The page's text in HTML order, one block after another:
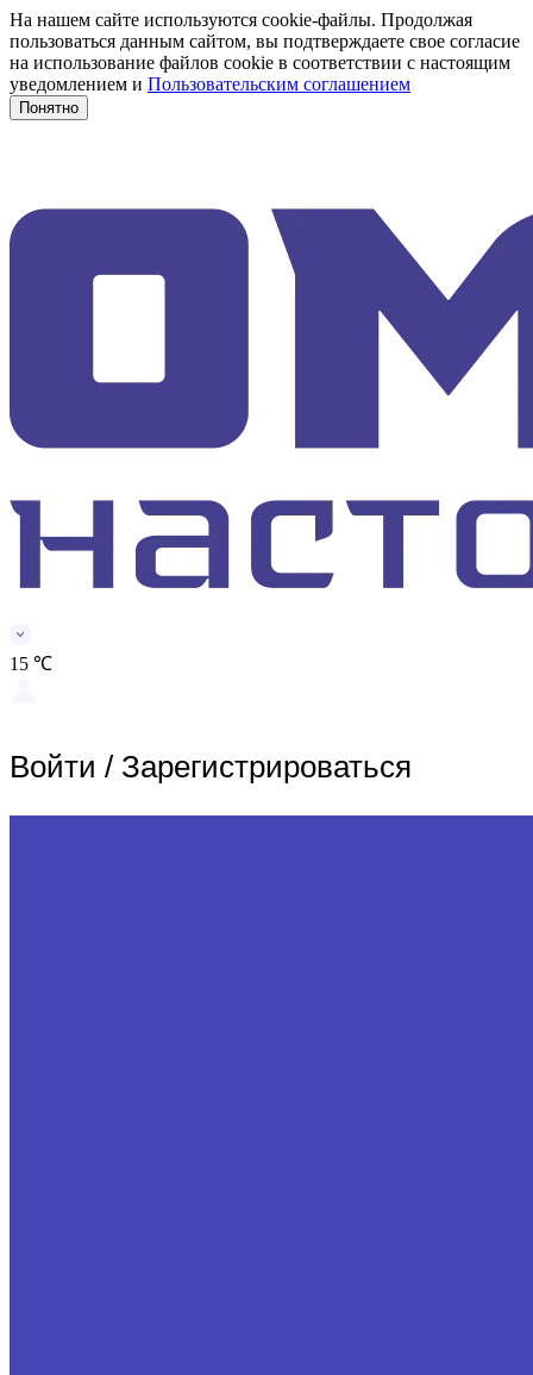
На нашем сайте используются cookie-файлы. Продолжая
пользоваться данным сайтом, вы подтверждаете свое согласие
на использование файлов cookie в соответствии с настоящим
уведомлением и Пользовательским соглашением
Понятно
15 ℃
Войти / Зарегистрироваться